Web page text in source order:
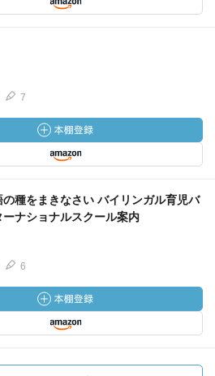
7
種をまきなさい バイリンガル育児バ
ーナショナルスクール案内
6